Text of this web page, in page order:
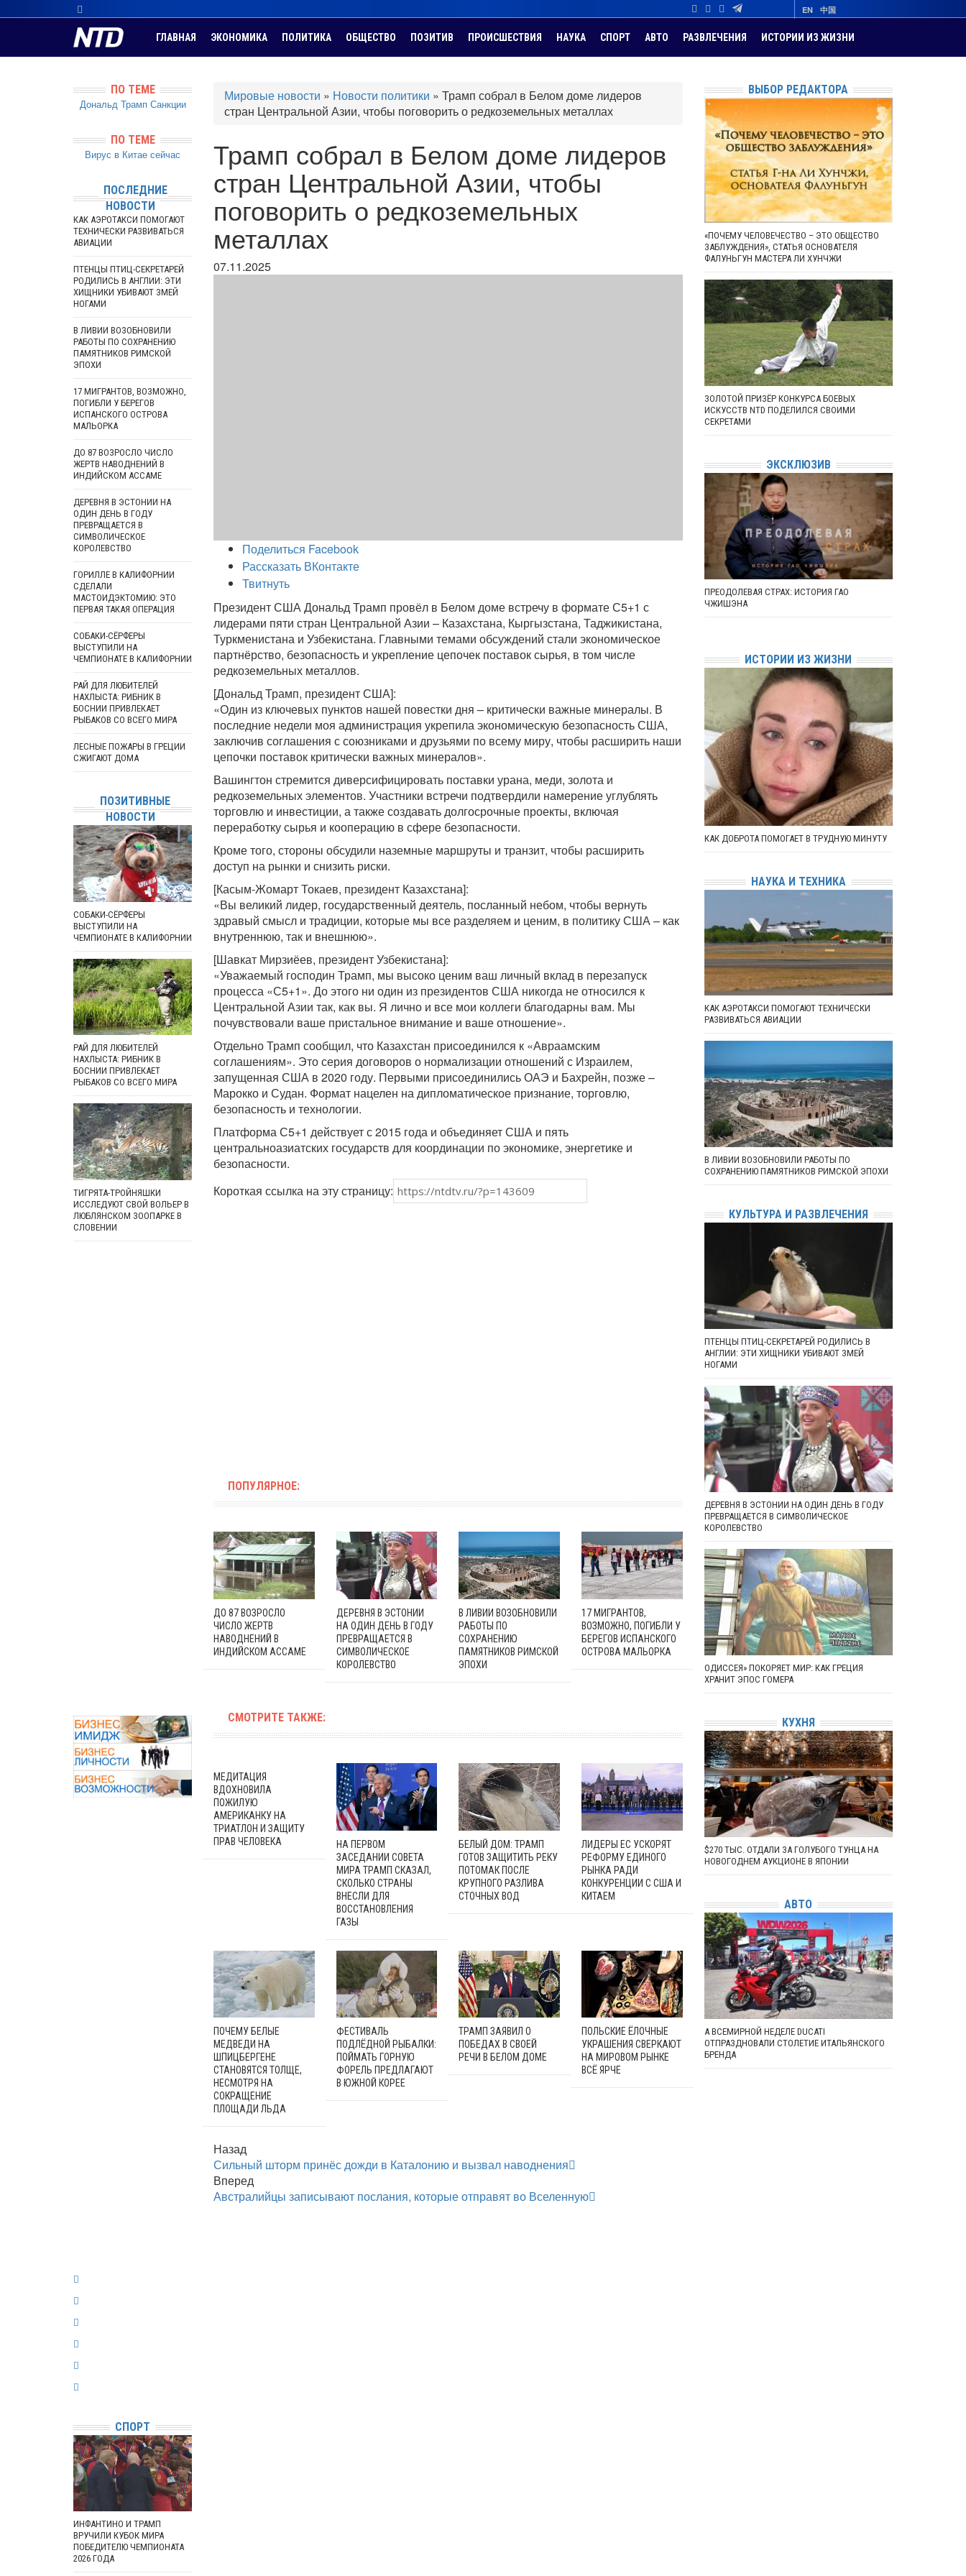
EN 中国
ГЛАВНАЯ ЭКОНОМИКА ПОЛИТИКА ОБЩЕСТВО ПОЗИТИВ ПРОИСШЕСТВИЯ НАУКА СПОРТ АВТО РАЗВЛЕЧЕНИЯ ИСТОРИИ ИЗ ЖИЗНИ
Мировые новости » Новости политики » Трамп собрал в Белом доме лидеров
стран Центральной Азии, чтобы поговорить о редкоземельных металлах
Трамп собрал в Белом доме лидеров
стран Центральной Азии, чтобы
поговорить о редкоземельных
металлах
07.11.2025
Поделиться Facebook
Рассказать ВКонтакте
Твитнуть
Президент США Дональд Трамп провёл в Белом доме встречу в формате С5+1 с
лидерами пяти стран Центральной Азии – Казахстана, Кыргызстана, Таджикистана,
Туркменистана и Узбекистана. Главными темами обсуждений стали экономическое
партнёрство, безопасность и укрепление цепочек поставок сырья, в том числе
редкоземельных металлов.
[Дональд Трамп, президент США]:
«Один из ключевых пунктов нашей повестки дня – критически важные минералы. В
последние недели моя администрация укрепила экономическую безопасность США,
заключив соглашения с союзниками и друзьями по всему миру, чтобы расширить наши
цепочки поставок критически важных минералов».
Вашингтон стремится диверсифицировать поставки урана, меди, золота и
редкоземельных элементов. Участники встречи подтвердили намерение углублять
торговлю и инвестиции, а также создавать долгосрочные проекты, включая
переработку сырья и кооперацию в сфере безопасности.
Кроме того, стороны обсудили наземные маршруты и транзит, чтобы расширить
доступ на рынки и снизить риски.
[Касым-Жомарт Токаев, президент Казахстана]:
«Вы великий лидер, государственный деятель, посланный небом, чтобы вернуть
здравый смысл и традиции, которые мы все разделяем и ценим, в политику США – как
внутреннюю, так и внешнюю».
[Шавкат Мирзиёев, президент Узбекистана]:
«Уважаемый господин Трамп, мы высоко ценим ваш личный вклад в перезапуск
процесса «С5+1». До этого ни один из президентов США никогда не относился к
Центральной Азии так, как вы. Я лично и все мои коллеги благодарны вам. Мы
почувствовали ваше пристальное внимание и ваше отношение».
Отдельно Трамп сообщил, что Казахстан присоединился к «Авраамским
соглашениям». Это серия договоров о нормализации отношений с Израилем,
запущенная США в 2020 году. Первыми присоединились ОАЭ и Бахрейн, позже –
Марокко и Судан. Формат нацелен на дипломатическое признание, торговлю,
безопасность и технологии.
Платформа С5+1 действует с 2015 года и объединяет США и пять
центральноазиатских государств для координации по экономике, энергетике и
безопасности.
Короткая ссылка на эту страницу:
ПОПУЛЯРНОЕ:
ДО 87 ВОЗРОСЛО
ЧИСЛО ЖЕРТВ
НАВОДНЕНИЙ В
ИНДИЙСКОМ АССАМЕ
ДЕРЕВНЯ В ЭСТОНИИ
НА ОДИН ДЕНЬ В ГОДУ
ПРЕВРАЩАЕТСЯ В
СИМВОЛИЧЕСКОЕ
КОРОЛЕВСТВО
В ЛИВИИ ВОЗОБНОВИЛИ
РАБОТЫ ПО
СОХРАНЕНИЮ
ПАМЯТНИКОВ РИМСКОЙ
ЭПОХИ
17 МИГРАНТОВ,
ВОЗМОЖНО, ПОГИБЛИ У
БЕРЕГОВ ИСПАНСКОГО
ОСТРОВА МАЛЬОРКА
СМОТРИТЕ ТАКЖЕ:
МЕДИТАЦИЯ
ВДОХНОВИЛА
ПОЖИЛУЮ
АМЕРИКАНКУ НА
ТРИАТЛОН И ЗАЩИТУ
ПРАВ ЧЕЛОВЕКА
НА ПЕРВОМ
ЗАСЕДАНИИ СОВЕТА
МИРА ТРАМП СКАЗАЛ,
СКОЛЬКО СТРАНЫ
ВНЕСЛИ ДЛЯ
ВОССТАНОВЛЕНИЯ
ГАЗЫ
БЕЛЫЙ ДОМ: ТРАМП
ГОТОВ ЗАЩИТИТЬ РЕКУ
ПОТОМАК ПОСЛЕ
КРУПНОГО РАЗЛИВА
СТОЧНЫХ ВОД
ЛИДЕРЫ ЕС УСКОРЯТ
РЕФОРМУ ЕДИНОГО
РЫНКА РАДИ
КОНКУРЕНЦИИ С США И
КИТАЕМ
ПОЧЕМУ БЕЛЫЕ
МЕДВЕДИ НА
ШПИЦБЕРГЕНЕ
СТАНОВЯТСЯ ТОЛЩЕ,
НЕСМОТРЯ НА
СОКРАЩЕНИЕ
ПЛОЩАДИ ЛЬДА
ФЕСТИВАЛЬ
ПОДЛЁДНОЙ РЫБАЛКИ:
ПОЙМАТЬ ГОРНУЮ
ФОРЕЛЬ ПРЕДЛАГАЮТ
В ЮЖНОЙ КОРЕЕ
ТРАМП ЗАЯВИЛ О
ПОБЕДАХ В СВОЕЙ
РЕЧИ В БЕЛОМ ДОМЕ
ПОЛЬСКИЕ ЁЛОЧНЫЕ
УКРАШЕНИЯ СВЕРКАЮТ
НА МИРОВОМ РЫНКЕ
ВСЁ ЯРЧЕ
Назад
Сильный шторм принёс дожди в Каталонию и вызвал наводнения
Вперед
Австралийцы записывают послания, которые отправят во Вселенную
ПО ТЕМЕ
Дональд Трамп Санкции
ПО ТЕМЕ
Вирус в Китае сейчас
ПОСЛЕДНИЕ
НОВОСТИ
КАК АЭРОТАКСИ ПОМОГАЮТ
ТЕХНИЧЕСКИ РАЗВИВАТЬСЯ
АВИАЦИИ
ПТЕНЦЫ ПТИЦ-СЕКРЕТАРЕЙ
РОДИЛИСЬ В АНГЛИИ: ЭТИ
ХИЩНИКИ УБИВАЮТ ЗМЕЙ
НОГАМИ
В ЛИВИИ ВОЗОБНОВИЛИ
РАБОТЫ ПО СОХРАНЕНИЮ
ПАМЯТНИКОВ РИМСКОЙ
ЭПОХИ
17 МИГРАНТОВ, ВОЗМОЖНО,
ПОГИБЛИ У БЕРЕГОВ
ИСПАНСКОГО ОСТРОВА
МАЛЬОРКА
ДО 87 ВОЗРОСЛО ЧИСЛО
ЖЕРТВ НАВОДНЕНИЙ В
ИНДИЙСКОМ АССАМЕ
ДЕРЕВНЯ В ЭСТОНИИ НА
ОДИН ДЕНЬ В ГОДУ
ПРЕВРАЩАЕТСЯ В
СИМВОЛИЧЕСКОЕ
КОРОЛЕВСТВО
ГОРИЛЛЕ В КАЛИФОРНИИ
СДЕЛАЛИ
МАСТОИДЭКТОМИЮ: ЭТО
ПЕРВАЯ ТАКАЯ ОПЕРАЦИЯ
СОБАКИ-СЁРФЕРЫ
ВЫСТУПИЛИ НА
ЧЕМПИОНАТЕ В КАЛИФОРНИИ
РАЙ ДЛЯ ЛЮБИТЕЛЕЙ
НАХЛЫСТА: РИБНИК В
БОСНИИ ПРИВЛЕКАЕТ
РЫБАКОВ СО ВСЕГО МИРА
ЛЕСНЫЕ ПОЖАРЫ В ГРЕЦИИ
СЖИГАЮТ ДОМА
ПОЗИТИВНЫЕ
НОВОСТИ
СОБАКИ-СЁРФЕРЫ
ВЫСТУПИЛИ НА
ЧЕМПИОНАТЕ В КАЛИФОРНИИ
РАЙ ДЛЯ ЛЮБИТЕЛЕЙ
НАХЛЫСТА: РИБНИК В
БОСНИИ ПРИВЛЕКАЕТ
РЫБАКОВ СО ВСЕГО МИРА
ТИГРЯТА-ТРОЙНЯШКИ
ИССЛЕДУЮТ СВОЙ ВОЛЬЕР В
ЛЮБЛЯНСКОМ ЗООПАРКЕ В
СЛОВЕНИИ
СПОРТ
ИНФАНТИНО И ТРАМП
ВРУЧИЛИ КУБОК МИРА
ПОБЕДИТЕЛЮ ЧЕМПИОНАТА
2026 ГОДА
ВЫБОР РЕДАКТОРА
«ПОЧЕМУ ЧЕЛОВЕЧЕСТВО – ЭТО ОБЩЕСТВО
ЗАБЛУЖДЕНИЯ», СТАТЬЯ ОСНОВАТЕЛЯ
ФАЛУНЬГУН МАСТЕРА ЛИ ХУНЧЖИ
ЗОЛОТОЙ ПРИЗЁР КОНКУРСА БОЕВЫХ
ИСКУССТВ NTD ПОДЕЛИЛСЯ СВОИМИ
СЕКРЕТАМИ
ЭКСКЛЮЗИВ
ПРЕОДОЛЕВАЯ СТРАХ: ИСТОРИЯ ГАО
ЧЖИШЭНА
ИСТОРИИ ИЗ ЖИЗНИ
КАК ДОБРОТА ПОМОГАЕТ В ТРУДНУЮ МИНУТУ
НАУКА И ТЕХНИКА
КАК АЭРОТАКСИ ПОМОГАЮТ ТЕХНИЧЕСКИ
РАЗВИВАТЬСЯ АВИАЦИИ
В ЛИВИИ ВОЗОБНОВИЛИ РАБОТЫ ПО
СОХРАНЕНИЮ ПАМЯТНИКОВ РИМСКОЙ ЭПОХИ
КУЛЬТУРА И РАЗВЛЕЧЕНИЯ
ПТЕНЦЫ ПТИЦ-СЕКРЕТАРЕЙ РОДИЛИСЬ В
АНГЛИИ: ЭТИ ХИЩНИКИ УБИВАЮТ ЗМЕЙ
НОГАМИ
ДЕРЕВНЯ В ЭСТОНИИ НА ОДИН ДЕНЬ В ГОДУ
ПРЕВРАЩАЕТСЯ В СИМВОЛИЧЕСКОЕ
КОРОЛЕВСТВО
ОДИССЕЯ» ПОКОРЯЕТ МИР: КАК ГРЕЦИЯ
ХРАНИТ ЭПОС ГОМЕРА
КУХНЯ
$270 ТЫС. ОТДАЛИ ЗА ГОЛУБОГО ТУНЦА НА
НОВОГОДНЕМ АУКЦИОНЕ В ЯПОНИИ
АВТО
А ВСЕМИРНОЙ НЕДЕЛЕ DUCATI
ОТПРАЗДНОВАЛИ СТОЛЕТИЕ ИТАЛЬЯНСКОГО
БРЕНДА